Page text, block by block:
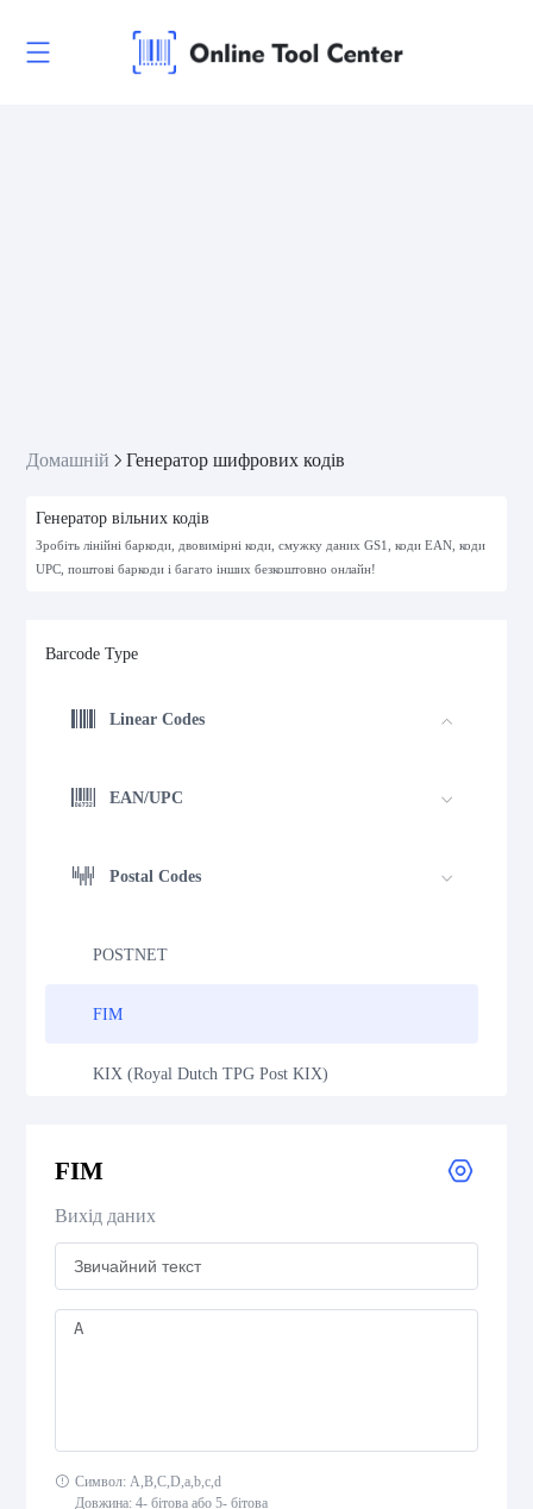
Домашній Генератор шифрових кодів
Генератор вільних кодів
Зробіть лінійні баркоди, двовимірні коди, смужку даних GS1, коди EAN, коди
UPC, поштові баркоди і багато інших безкоштовно онлайн!
Barcode Type
Linear Codes
EAN/UPC
Postal Codes
POSTNET
FIM
KIX (Royal Dutch TPG Post KIX)
Deutsche Post Identcode
USPS PLANET
FIM
Вихід даних
Символ: A,B,C,D,a,b,c,d
Довжина: 4- бітова або 5- бітова